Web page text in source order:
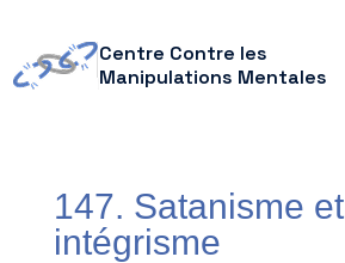
Centre Contre les
Manipulations Mentales
147. Satanisme et
intégrisme